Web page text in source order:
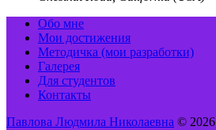
Обо мне
Мои достижения
Методичка (мои разработки)
Галерея
Для студентов
Контакты
Павлова Людмила Николаевна © 2026